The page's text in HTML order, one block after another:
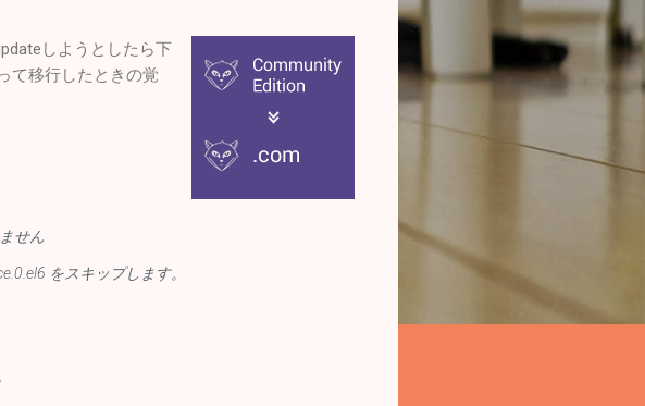
しようとしたら下
て移行したときの覚
せん
をスキップします。